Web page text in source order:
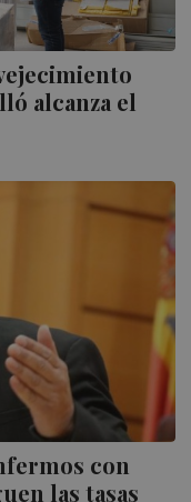
alcanza el
con
las tasas